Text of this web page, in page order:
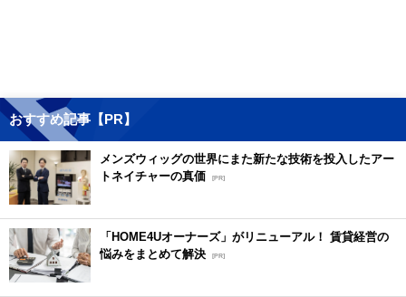
おすすめ記事【PR】
メンズウィッグの世界にまた新たな技術を投入したアー
トネイチャーの真価 [PR]
「HOME4Uオーナーズ」がリニューアル！ 賃貸経営の
悩みをまとめて解決 [PR]